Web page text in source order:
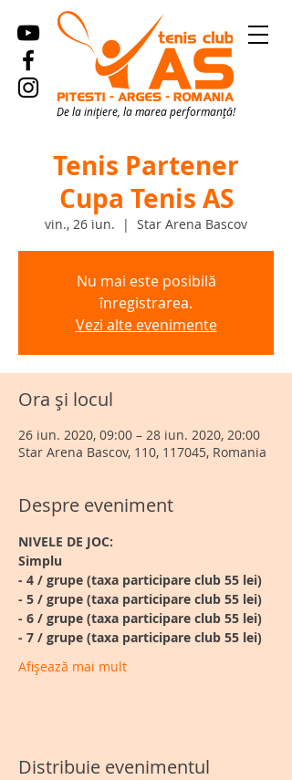
De la inițiere, la marea performanță!
Tenis Partener
Cupa Tenis AS
vin., 26 iun.
  |
Star Arena Bascov
Nu mai este posibilă
înregistrarea.
Vezi alte evenimente
Ora și locul
26 iun. 2020, 09:00 – 28 iun. 2020, 20:00
Star Arena Bascov, 110, 117045, Romania
Despre eveniment
NIVELE DE JOC:
Simplu
- 4 / grupe (taxa participare club 55 lei)
- 5 / grupe (taxa participare club 55 lei)
- 6 / grupe (taxa participare club 55 lei)
- 7 / grupe (taxa participare club 55 lei)
Afișează mai mult
Distribuie evenimentul